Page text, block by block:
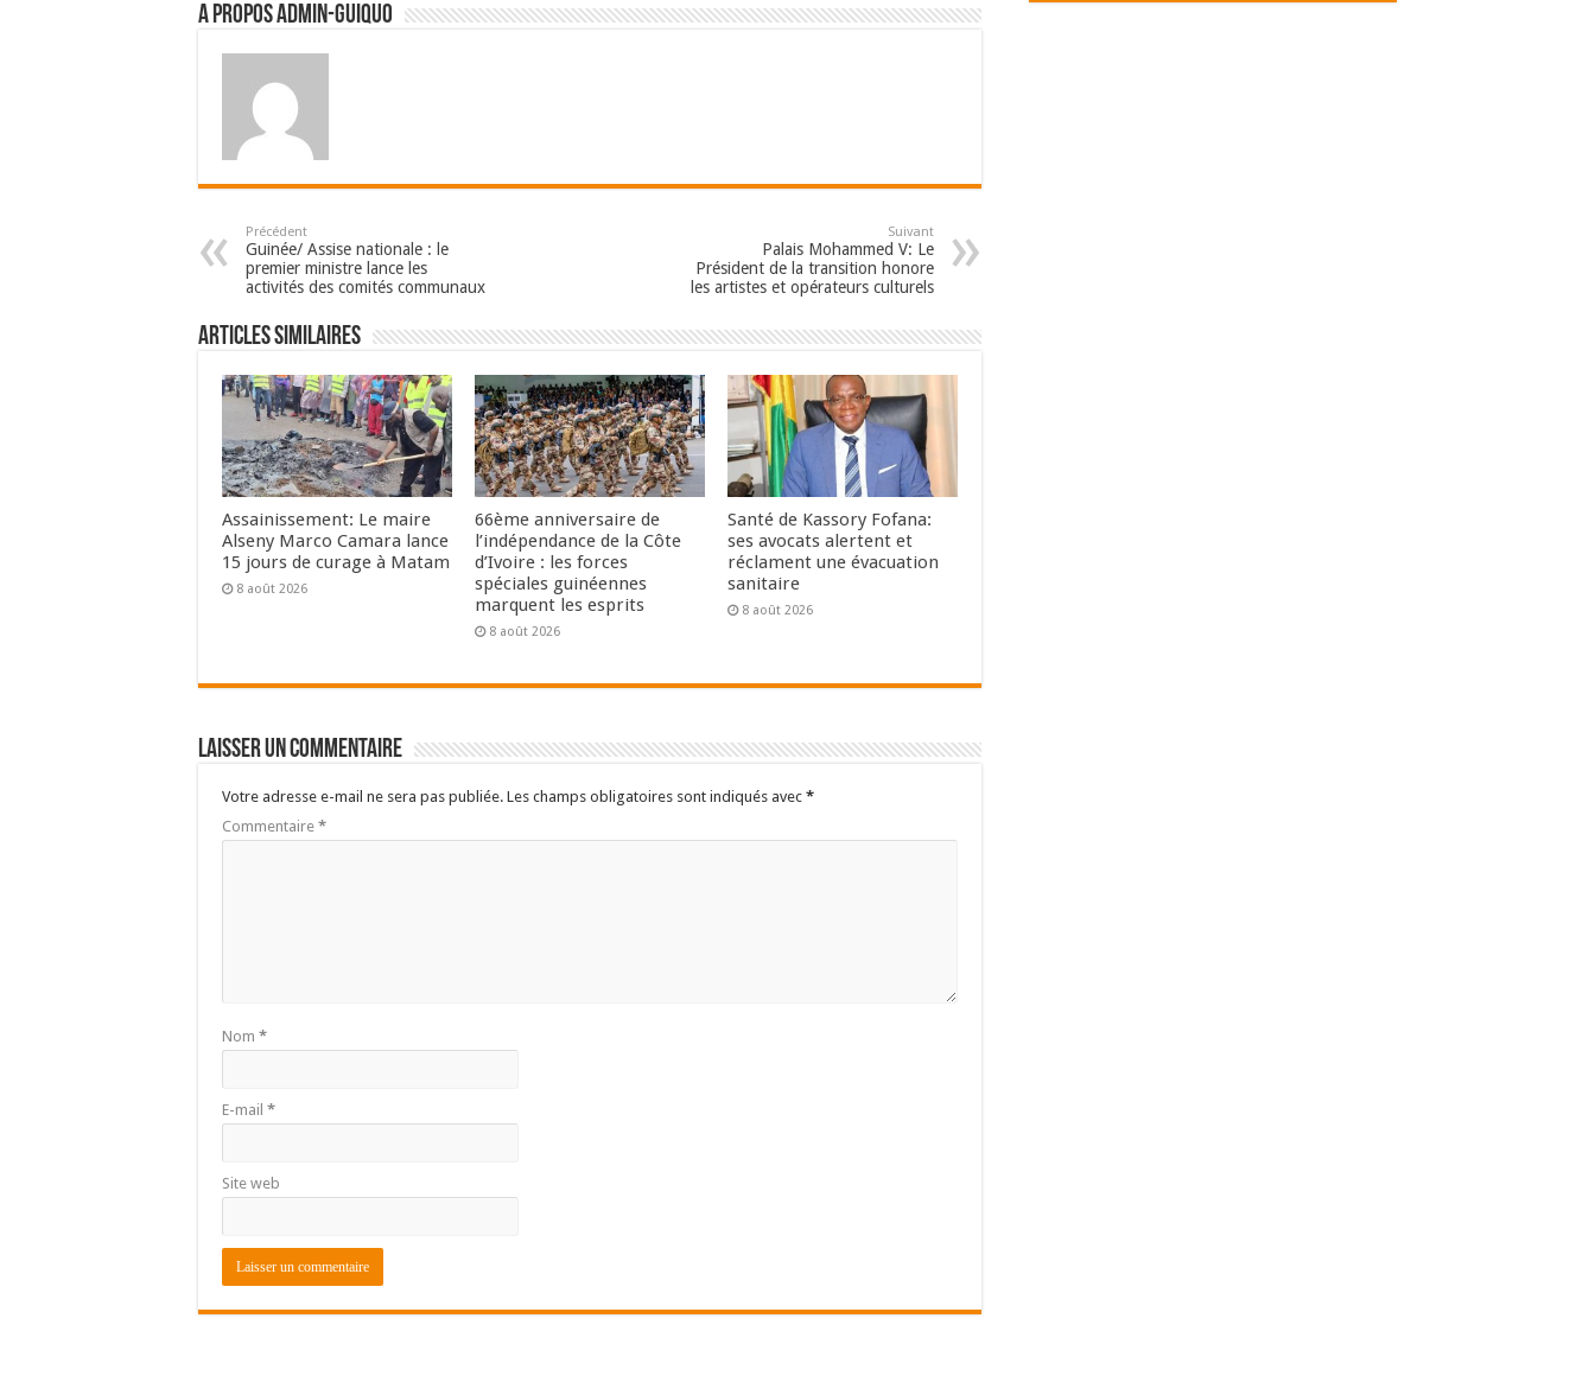
A propos admin-guiquo
Précédent
Guinée/ Assise nationale : le
premier ministre lance les
activités des comités communaux
Suivant
Palais Mohammed V: Le
Président de la transition honore
les artistes et opérateurs culturels
Articles Similaires
Assainissement: Le maire
Alseny Marco Camara lance
15 jours de curage à Matam
8 août 2026
66ème anniversaire de
l’indépendance de la Côte
d’Ivoire : les forces
spéciales guinéennes
marquent les esprits
8 août 2026
Santé de Kassory Fofana:
ses avocats alertent et
réclament une évacuation
sanitaire
8 août 2026
Laisser un commentaire
Votre adresse e-mail ne sera pas publiée. Les champs obligatoires sont indiqués avec *
Commentaire *
Nom *
E-mail *
Site web